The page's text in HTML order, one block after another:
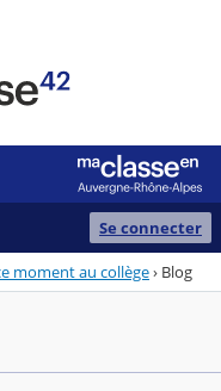
Se connecter
moment au collège› Blog